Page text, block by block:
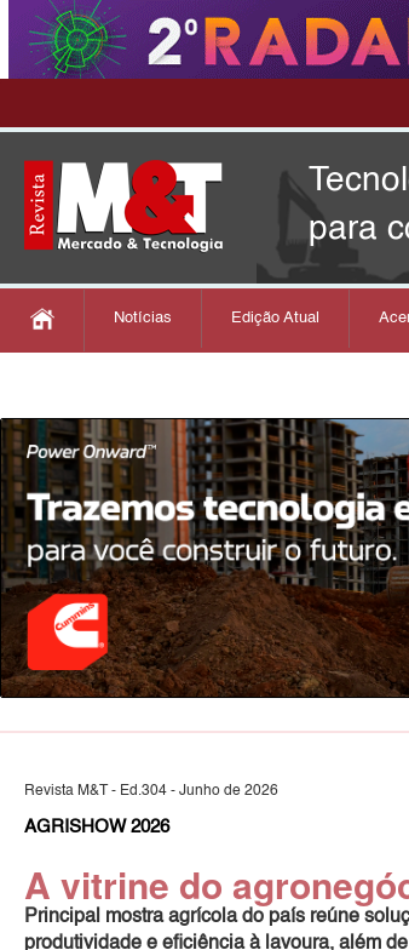
para
Notícias Edição Atual
Revista M&T - Ed.304 - Junho de 2026
AGRISHOW 2026
A vitrine do
Principal mostra agrícola do país reúne
produtividade e eficiência à lavoura, além